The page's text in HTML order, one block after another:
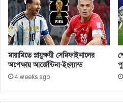
মায়ামিতে স্নায়ুক্ষয়ী সেমিফাইনালের
অপেক্ষায় আর্জেন্টিনা-ইংল্যান্ড
4 weeks ago